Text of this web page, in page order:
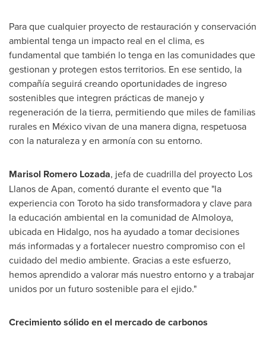
Para que cualquier proyecto de restauración y conservación
ambiental tenga un impacto real en el clima, es
fundamental que también lo tenga en las comunidades que
gestionan y protegen estos territorios. En ese sentido, la
compañía seguirá creando oportunidades de ingreso
sostenibles que integren prácticas de manejo y
regeneración de la tierra, permitiendo que miles de familias
rurales en México vivan de una manera digna, respetuosa
con la naturaleza y en armonía con su entorno.
Marisol Romero Lozada, jefa de cuadrilla del proyecto Los
Llanos de Apan, comentó durante el evento que "la
experiencia con Toroto ha sido transformadora y clave para
la educación ambiental en la comunidad de Almoloya,
ubicada en Hidalgo, nos ha ayudado a tomar decisiones
más informadas y a fortalecer nuestro compromiso con el
cuidado del medio ambiente. Gracias a este esfuerzo,
hemos aprendido a valorar más nuestro entorno y a trabajar
unidos por un futuro sostenible para el ejido."
Crecimiento sólido en el mercado de carbonos